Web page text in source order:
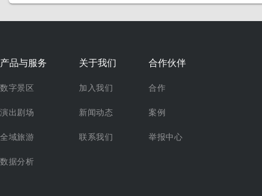
产品与服务
数字景区
演出剧场
全域旅游
数据分析
关于我们
加入我们
新闻动态
联系我们
合作伙伴
合作
案例
举报中心